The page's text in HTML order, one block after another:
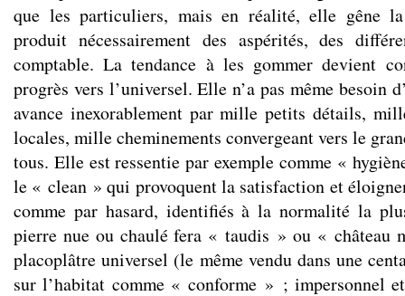
que les particuliers, mais en réalité, elle gêne
produit nécessairement des aspérités, des
comptable. La tendance à les gommer devient
progrès vers l’universel. Elle n’a pas même besoin
avance inexorablement par mille petits détails,
locales, mille cheminements convergeant vers le
tous. Elle est ressentie par exemple comme «
le « clean » qui provoquent la satisfaction et
comme par hasard, identifiés à la normalité la
pierre nue ou chaulé fera « taudis » ou « château
placoplâtre universel (le même vendu dans une
sur l’habitat comme « conforme » ; impersonnel